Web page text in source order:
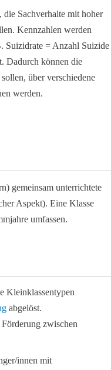
die Sachverhalte mit hoher
Kennzahlen werden
Suizidrate = Anzahl Suizide
Dadurch können die
über verschiedene
werden.
gemeinsam unterrichtete
Aspekt). Eine Klasse
umfassen.
Kleinklassentypen
abgelöst.
zwischen
innen mit